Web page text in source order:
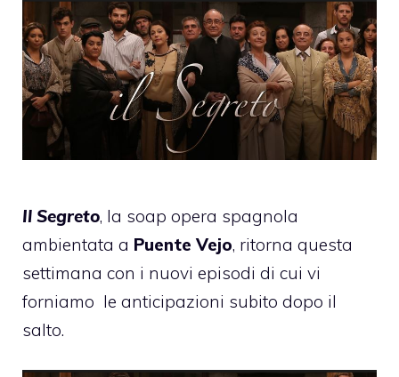
Il Segreto, la soap opera spagnola
ambientata a Puente Vejo, ritorna questa
settimana con i nuovi episodi di cui vi
forniamo le anticipazioni subito dopo il
salto.